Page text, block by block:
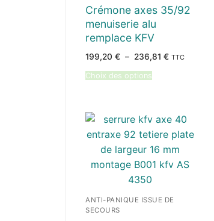
Crémone axes 35/92
menuiserie alu
remplace KFV
199,20 € – 236,81 €Plage
TTC
Choix des options
ANTI-PANIQUE ISSUE DE
SECOURS